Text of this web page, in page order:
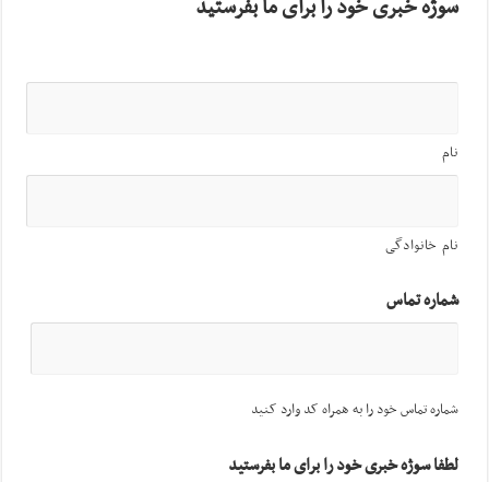
سوژه خبری خود را برای ما بفرستید
نام
نام خانوادگی
شماره تماس
شماره تماس خود را به همراه کد وارد کنید
لطفا سوژه خبری خود را برای ما بفرستید